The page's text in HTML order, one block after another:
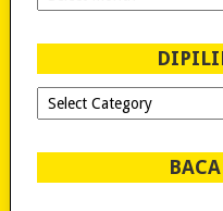
Sejak
Dipilih-
dipilih..